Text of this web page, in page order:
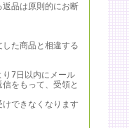
品は原則的にお断
た商品と相違する
7日以内にメール
をもって、受領と
できなくなります